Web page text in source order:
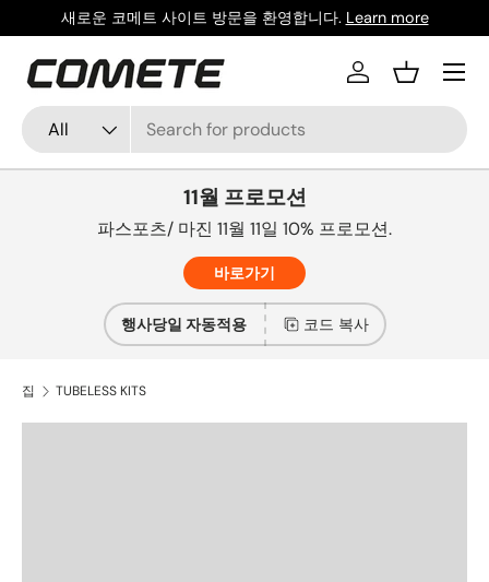
콘텐츠로 건너뛰기
새로운 코메트 사이트 방문을 환영합니다. Learn more
찾다
상품 유형
All
로그인바구니
메뉴
11월 프로모션
파스포츠/ 마진 11월 11일 10% 프로모션.
바로가기
행사당일 자동적용 코드 복사
집 TUBELESS KITS